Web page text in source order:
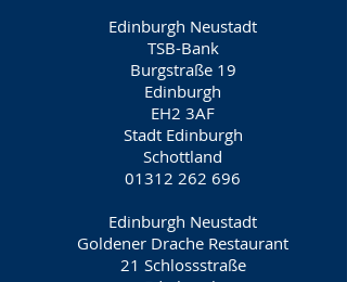
Edinburgh Neustadt
TSB-Bank
Burgstraße 19
Edinburgh
EH2 3AF
Stadt Edinburgh
Schottland
01312 262 696
Edinburgh Neustadt
Goldener Drache Restaurant
21 Schlossstraße